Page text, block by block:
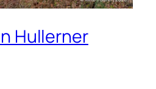
Hullerner